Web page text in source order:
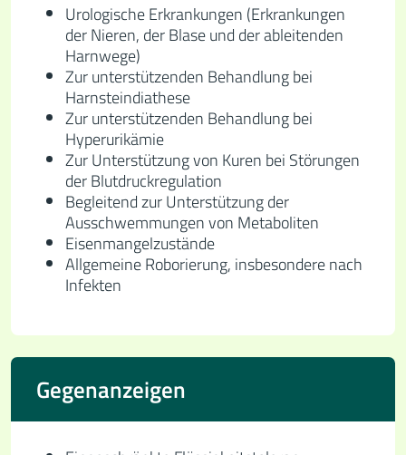
Urologische Erkrankungen (Erkrankungen
der Nieren, der Blase und der ableitenden
Harnwege)
Zur unterstützenden Behandlung bei
Harnsteindiathese
Zur unterstützenden Behandlung bei
Hyperurikämie
Zur Unterstützung von Kuren bei Störungen
der Blutdruckregulation
Begleitend zur Unterstützung der
Ausschwemmungen von Metaboliten
Eisenmangelzustände
Allgemeine Roborierung, insbesondere nach
Infekten
Gegenanzeigen